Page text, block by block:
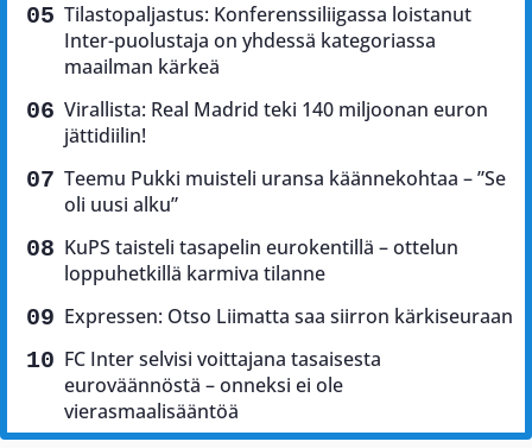
Tilastopaljastus: Konferenssiliigassa loistanut
Inter-puolustaja on yhdessä kategoriassa
maailman kärkeä
Virallista: Real Madrid teki 140 miljoonan euron
jättidiilin!
Teemu Pukki muisteli uransa käännekohtaa – ”Se
oli uusi alku”
KuPS taisteli tasapelin eurokentillä – ottelun
loppuhetkillä karmiva tilanne
Expressen: Otso Liimatta saa siirron kärkiseuraan
FC Inter selvisi voittajana tasaisesta
euroväännöstä – onneksi ei ole
vierasmaalisääntöä